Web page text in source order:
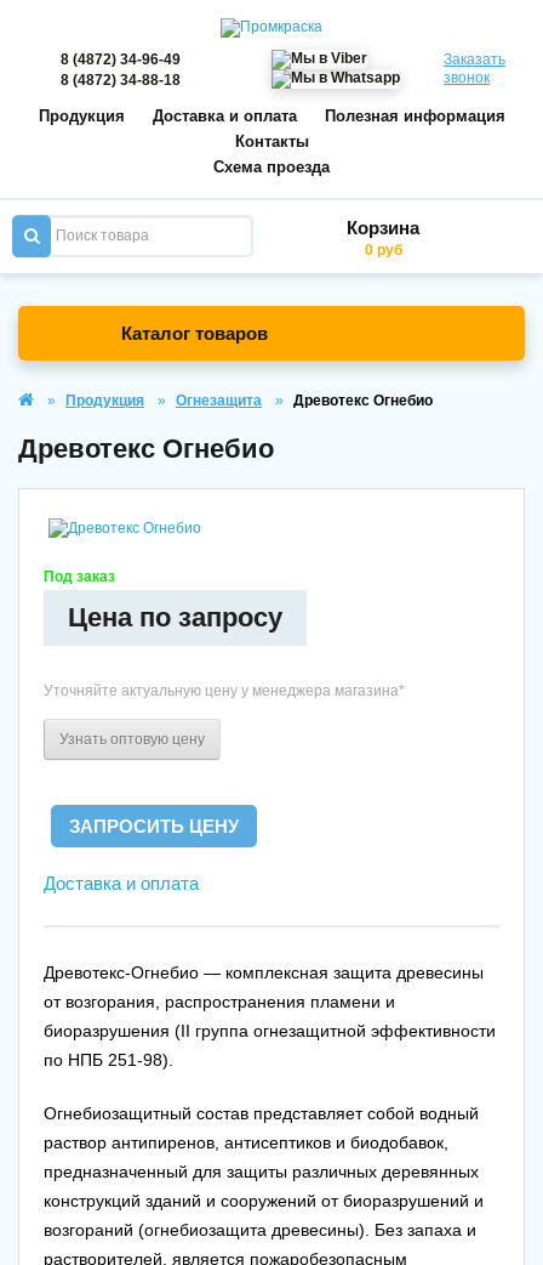
8 (4872) 34-96-49
8 (4872) 34-88-18
Заказать
звонок
Продукция Доставка и оплата
Полезная информация
Контакты
Схема проезда
Корзина
0 руб
Каталог товаров
Продукция Огнезащита Древотекс Огнебио
Древотекс Огнебио
Под заказ
Цена по запросу
Уточняйте актуальную цену у менеджера магазина*
Узнать оптовую цену
Доставка и оплата
Древотекс-Огнебио — комплексная защита древесины
от возгорания, распространения пламени и
биоразрушения (II группа огнезащитной эффективности
по НПБ 251-98).
Огнебиозащитный состав представляет собой водный
раствор антипиренов, антисептиков и биодобавок,
предназначенный для защиты различных деревянных
конструкций зданий и сооружений от биоразрушений и
возгораний (огнебиозащита древесины). Без запаха и
растворителей, является пожаробезопасным